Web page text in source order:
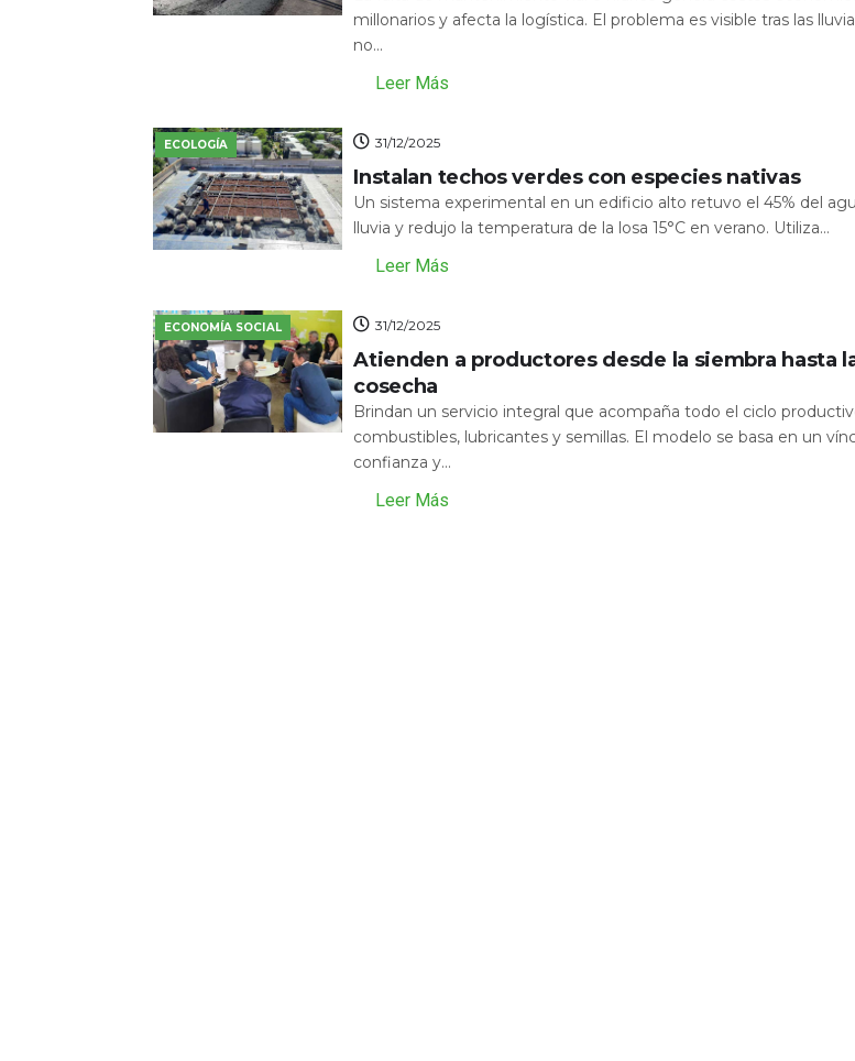
millonarios y afecta la logística. El problema es visible tras las
no...
Leer Más
ECOLOGÍA 31/12/2025
Instalan techos verdes con especies nativas
Un sistema experimental en un edificio alto retuvo el 45% del
lluvia y redujo la temperatura de la losa 15°C en verano. Utiliza...
Leer Más
ECONOMÍA SOCIAL 31/12/2025
Atienden a productores desde la siembra hasta
cosecha
Brindan un servicio integral que acompaña todo el ciclo
combustibles, lubricantes y semillas. El modelo se basa en un
confianza y...
Leer Más